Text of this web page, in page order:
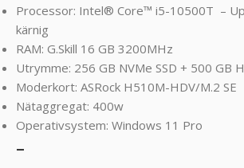
Processor: Intel® Core™ i5-10500T –
kärnig
RAM: G.Skill 16 GB 3200MHz
Utrymme: 256 GB NVMe SSD + 500 GB
Moderkort: ASRock H510M-HDV/M.2 SE
Nätaggregat: 400w
Operativsystem: Windows 11 Pro